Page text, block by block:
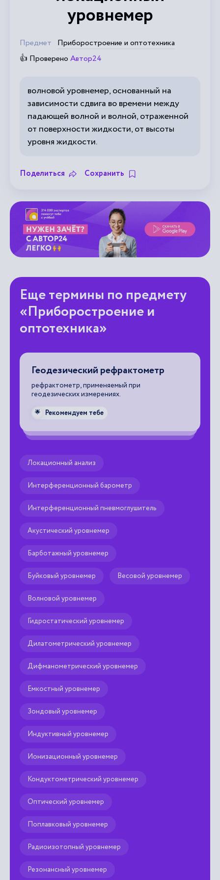
уровнемер
Предмет
Приборостроение и оптотехника
👍 Проверено Автор24
волновой уровнемер, основанный на
зависимости сдвига во времени между
падающей волной и волной, отраженной
от поверхности жидкости, от высоты
уровня жидкости.
Поделиться Сохранить
Еще термины по предмету
«Приборостроение и
оптотехника»
Геодезический рефрактометр
рефрактометр, применяемый при
геодезических измерениях.
🌟 Рекомендуем тебе
Локационный анализ
Интерференционный барометр
Интерференционный пневмоглушитель
Акустический уровнемер
Барботажный уровнемер
Буйковый уровнемер Весовой уровнемер
Волновой уровнемер
Гидростатический уровнемер
Дилатометрический уровнемер
Дифманометрический уровнемер
Емкостный уровнемер
Зондовый уровнемер
Индуктивный уровнемер
Ионизационный уровнемер
Кондуктометрический уровнемер
Оптический уровнемер
Поплавковый уровнемер
Радиоизотопный уровнемер
Резонансный уровнемер